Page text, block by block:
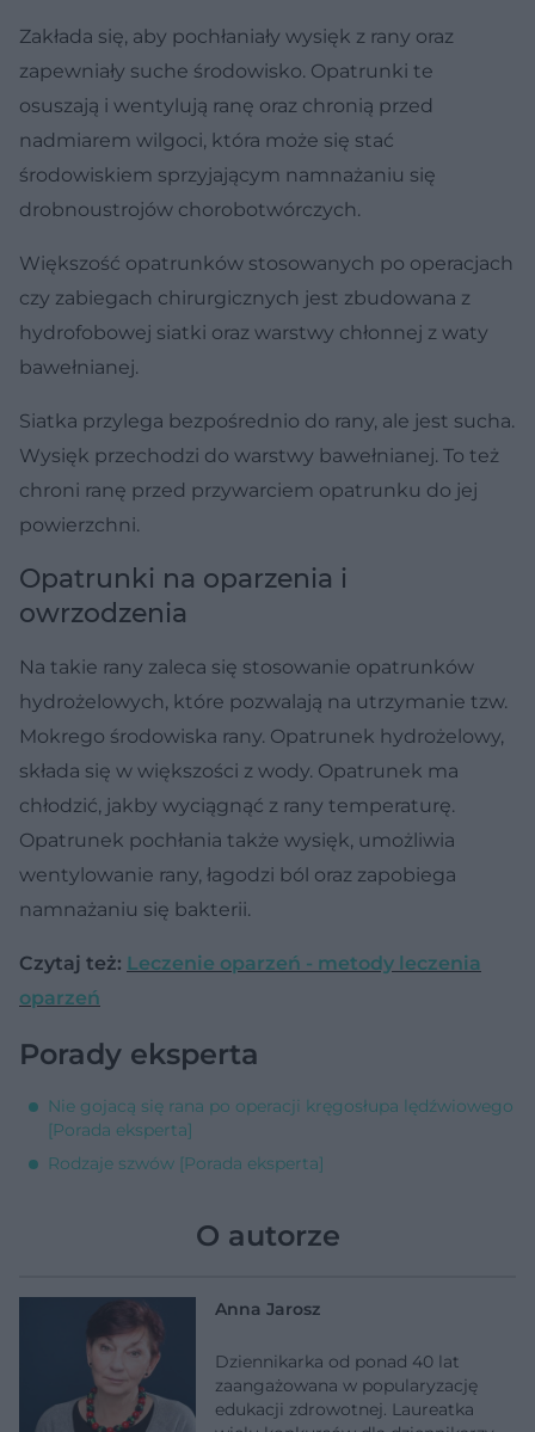
Zakłada się, aby pochłaniały wysięk z rany oraz
zapewniały suche środowisko. Opatrunki te
osuszają i wentylują ranę oraz chronią przed
nadmiarem wilgoci, która może się stać
środowiskiem sprzyjającym namnażaniu się
drobnoustrojów chorobotwórczych.
Większość opatrunków stosowanych po operacjach
czy zabiegach chirurgicznych jest zbudowana z
hydrofobowej siatki oraz warstwy chłonnej z waty
bawełnianej.
Siatka przylega bezpośrednio do rany, ale jest sucha.
Wysięk przechodzi do warstwy bawełnianej. To też
chroni ranę przed przywarciem opatrunku do jej
powierzchni.
Opatrunki na oparzenia i
owrzodzenia
Na takie rany zaleca się stosowanie opatrunków
hydrożelowych, które pozwalają na utrzymanie tzw.
Mokrego środowiska rany. Opatrunek hydrożelowy,
składa się w większości z wody. Opatrunek ma
chłodzić, jakby wyciągnąć z rany temperaturę.
Opatrunek pochłania także wysięk, umożliwia
wentylowanie rany, łagodzi ból oraz zapobiega
namnażaniu się bakterii.
Czytaj też: Leczenie oparzeń - metody leczenia
oparzeń
Porady eksperta
Nie gojacą się rana po operacji kręgosłupa lędźwiowego
[Porada eksperta]
Rodzaje szwów [Porada eksperta]
O autorze
Anna Jarosz
Dziennikarka od ponad 40 lat
zaangażowana w popularyzację
edukacji zdrowotnej. Laureatka